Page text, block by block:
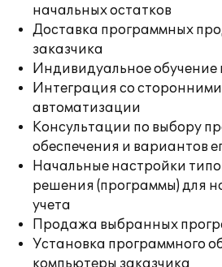
начальных остатков
Доставка программных
заказчика
Индивидуальное обучение
Интеграция со
автоматизации
Консультации по выбору
обеспечения и вариантов
Начальные настройки
решения (программы) для
учета
Продажа выбранных
Установка программного
компьютеры заказчика